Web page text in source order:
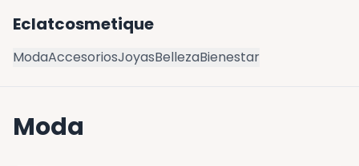
Eclatcosmetique
ModaAccesoriosJoyasBellezaBienestar
Moda